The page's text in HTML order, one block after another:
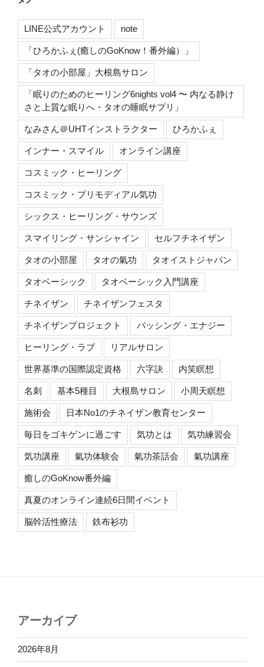
LINE公式アカウント note
「ひろかふぇ(癒しのGoKnow！番外編）」
「タオの小部屋」大根島サロン
「眠りのためのヒーリング6nights vol4 〜 内なる静け
さと上質な眠りへ・タオの睡眠サプリ」
なみさん＠UHTインストラクター ひろかふぇ
インナー・スマイル オンライン講座
コスミック・ヒーリング
コスミック・プリモディアル気功
シックス・ヒーリング・サウンズ
スマイリング・サンシャイン セルフチネイザン
タオの小部屋 タオの氣功 タオイストジャパン
タオベーシック タオベーシック入門講座
チネイザン チネイザンフェスタ
チネイザンプロジェクト パッシング・エナジー
ヒーリング・ラブ リアルサロン
世界基準の国際認定資格 六字訣 内笑瞑想
名刺 基本5種目 大根島サロン 小周天瞑想
施術会 日本No1のチネイザン教育センター
毎日をゴキゲンに過ごす 気功とは 気功練習会
気功講座 氣功体験会 氣功茶話会 氣功講座
癒しのGoKnow番外編
真夏のオンライン連続6日間イベント
脳幹活性療法 鉄布衫功
アーカイブ
2026年8月